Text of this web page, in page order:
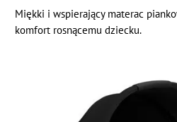
Miękki i wspierający materac
komfort rosnącemu dziecku.